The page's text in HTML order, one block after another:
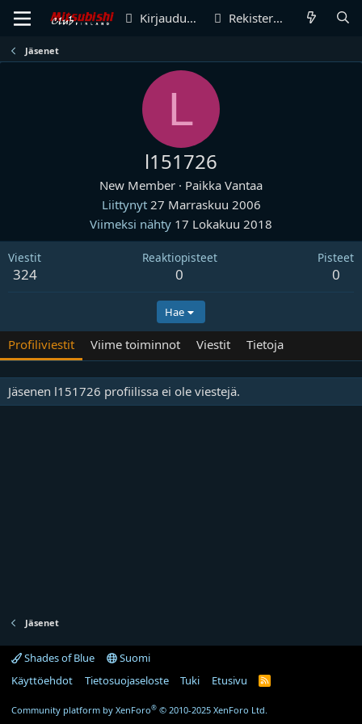
Kirjaudu sisään Rekisteröidy
Jäsenet
L
l151726
New Member · Paikka Vantaa
Liittynyt 27 Marraskuu 2006
Viimeksi nähty 17 Lokakuu 2018
Viestit
324
Reaktiopisteet
0
Pisteet
0
Hae
Profiliviestit Viime toiminnot Viestit Tietoja
Jäsenen l151726 profiilissa ei ole viestejä.
Jäsenet
Shades of Blue
Suomi
Käyttöehdot
Tietosuojaseloste Tuki Etusivu
R
Community platform by XenForo® © 2010-2025 XenForo Ltd.